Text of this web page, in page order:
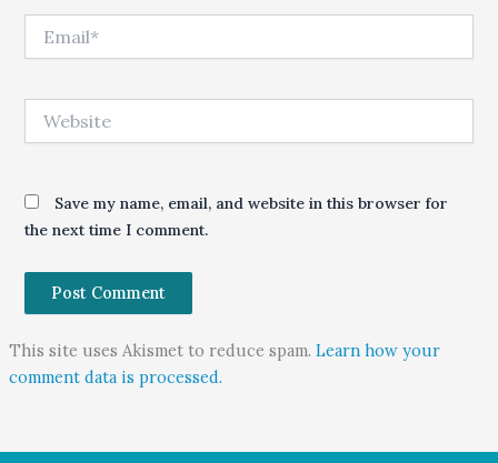
Save my name, email, and website in this browser for
the next time I comment.
This site uses Akismet to reduce spam. Learn how your
comment data is processed.